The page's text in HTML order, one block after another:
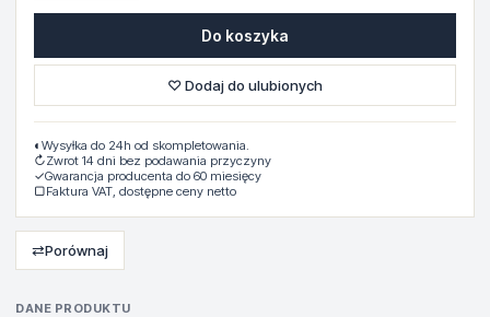
DANE PRODUKTU
Do koszyka
♡ Dodaj do ulubionych
◐ Wysyłka do 24h od skompletowania.
↻Zwrot 14 dni bez podawania przyczyny
✓Gwarancja producenta do 60 miesięcy
▢Faktura VAT, dostępne ceny netto
⇄Porównaj